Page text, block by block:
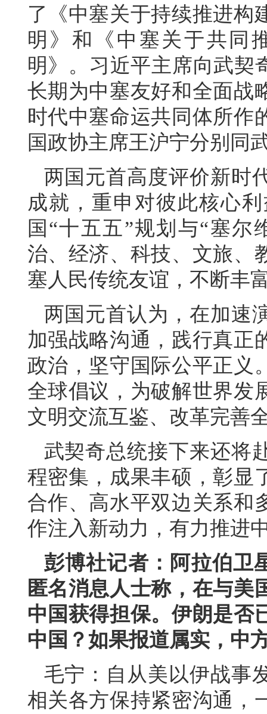
了《中塞关于持续推进构
明》和《中塞关于共同
明》。习近平主席向武契
长期为中塞友好和全面战
时代中塞命运共同体所作
国政协主席王沪宁分别同
两国元首高度评价新时
成就，重申对彼此核心
国“十五五”规划与“塞尔
治、经济、科技、文旅、
塞人民传统友谊，不断丰
两国元首认为，在加速
加强战略沟通，践行真正
政治，坚守国际公平正义
全球倡议，为破解世界发
文明交流互鉴、改革完善
武契奇总统接下来还将
程密集，成果丰硕，彰显
合作、高水平双边关系和
作注入新动力，有力推进
彭博社记者：阿拉伯卫
匿名消息人士称，在与美
中国获得担保。伊朗是否
中国？如果报道属实，中
毛宁：自从美以伊战事
相关各方保持紧密沟通，